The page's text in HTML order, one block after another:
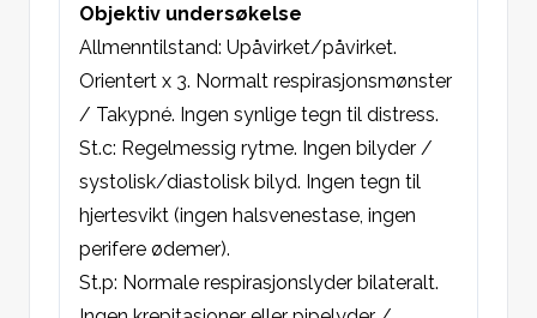
Objektiv undersøkelse
Allmenntilstand: Upåvirket/påvirket.
Orientert x 3. Normalt respirasjonsmønster
/ Takypné. Ingen synlige tegn til distress.
St.c: Regelmessig rytme. Ingen bilyder /
systolisk/diastolisk bilyd. Ingen tegn til
hjertesvikt (ingen halsvenestase, ingen
perifere ødemer).
St.p: Normale respirasjonslyder bilateralt.